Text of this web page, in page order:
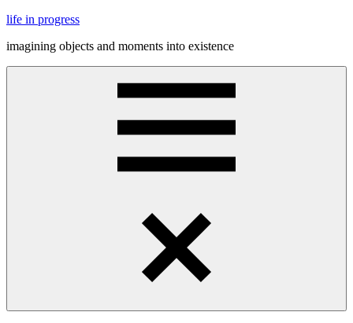
Skip
content
life in progress
imagining objects and moments into existence